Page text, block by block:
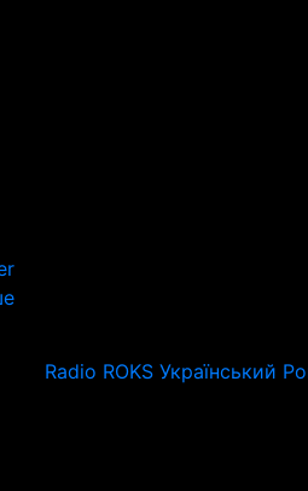
Radio ROKS Український